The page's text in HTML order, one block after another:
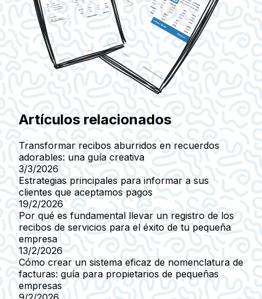
Artículos relacionados
Transformar recibos aburridos en recuerdos
adorables: una guía creativa
3/3/2026
Estrategias principales para informar a sus
clientes que aceptamos pagos
19/2/2026
Por qué es fundamental llevar un registro de los
recibos de servicios para el éxito de tu pequeña
empresa
13/2/2026
Cómo crear un sistema eficaz de nomenclatura de
facturas: guía para propietarios de pequeñas
empresas